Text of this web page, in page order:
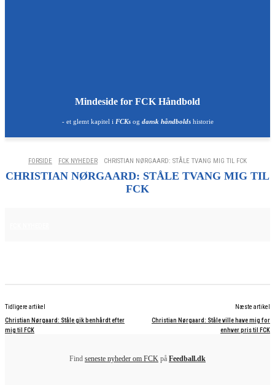
Mindeside for FCK Håndbold
- et glemt kapitel i FCKsog dansk håndboldshistorie
FORSIDE FCK NYHEDER CHRISTIAN NØRGAARD: STÅLE TVANG MIG TIL FCK
CHRISTIAN NØRGAARD: STÅLE TVANG MIG TIL
FCK
Tidligere artikel
Christian Nørgaard: Ståle gik benhårdt efter
mig til FCK
Næste artikel
Christian Nørgaard: Ståle ville have mig for
enhver pris til FCK
Find seneste nyheder om FCK på Feedball.dk